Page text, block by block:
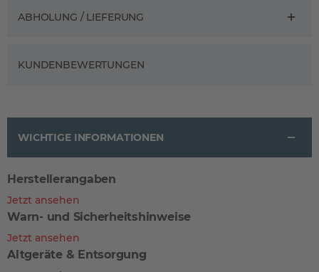
ABHOLUNG / LIEFERUNG
KUNDENBEWERTUNGEN
WICHTIGE INFORMATIONEN
Herstellerangaben
Jetzt ansehen
Warn- und Sicherheitshinweise
Jetzt ansehen
Altgeräte & Entsorgung